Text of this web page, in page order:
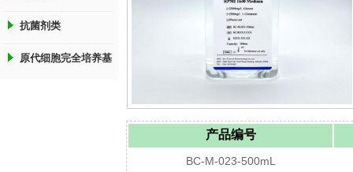
抗菌剂类
原代细胞完全培养基
产品编号
BC-M-023-500mL